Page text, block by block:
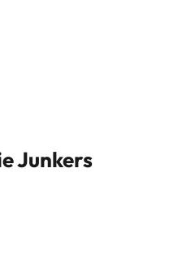
Junkers